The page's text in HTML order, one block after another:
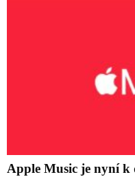
Apple Music je nyní k